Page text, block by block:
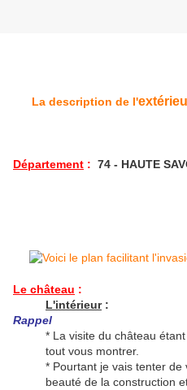
La description de l'
Département : 74 - HAUTE
Le château :
L'intérieur:
Rappel
* La visite du château
tout vous montrer.
* Pourtant je vais tenter
beauté de la construction